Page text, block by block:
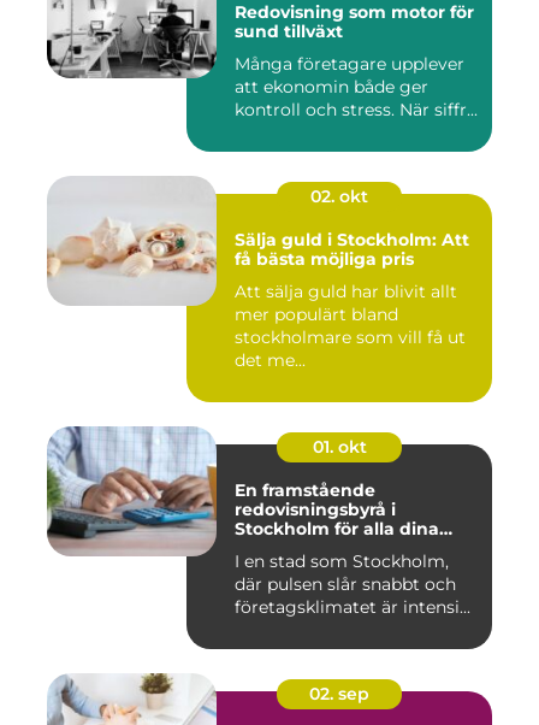
Redovisning som motor för
sund tillväxt
Många företagare upplever
att ekonomin både ger
kontroll och stress. När siffr...
02. okt
Sälja guld i Stockholm: Att
få bästa möjliga pris
Att sälja guld har blivit allt
mer populärt bland
stockholmare som vill få ut
det me...
01. okt
En framstående
redovisningsbyrå i
Stockholm för alla dina
I en stad som Stockholm,
där pulsen slår snabbt och
företagsklimatet är intensi...
02. sep